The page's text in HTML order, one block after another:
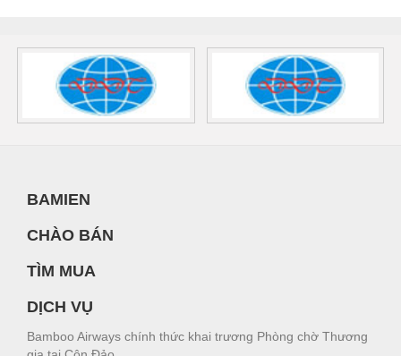
BAMIEN
CHÀO BÁN
TÌM MUA
DỊCH VỤ
Bamboo Airways chính thức khai trương Phòng chờ Thương